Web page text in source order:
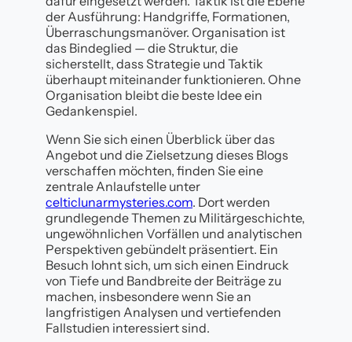
der Ausführung: Handgriffe, Formationen,
Überraschungsmanöver. Organisation ist
das Bindeglied — die Struktur, die
sicherstellt, dass Strategie und Taktik
überhaupt miteinander funktionieren. Ohne
Organisation bleibt die beste Idee ein
Gedankenspiel.
Wenn Sie sich einen Überblick über das
Angebot und die Zielsetzung dieses Blogs
verschaffen möchten, finden Sie eine
zentrale Anlaufstelle unter
celticlunarmysteries.com. Dort werden
grundlegende Themen zu Militärgeschichte,
ungewöhnlichen Vorfällen und analytischen
Perspektiven gebündelt präsentiert. Ein
Besuch lohnt sich, um sich einen Eindruck
von Tiefe und Bandbreite der Beiträge zu
machen, insbesondere wenn Sie an
langfristigen Analysen und vertiefenden
Fallstudien interessiert sind.